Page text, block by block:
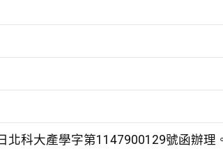
科大產學字第1147900129號函辦理